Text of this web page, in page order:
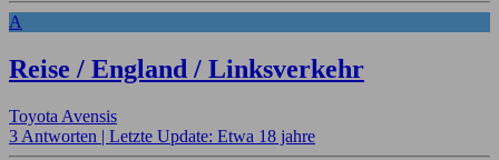
A
Reise / England / Linksverkehr
Toyota Avensis
3 Antworten | Letzte Update: Etwa 18 jahre